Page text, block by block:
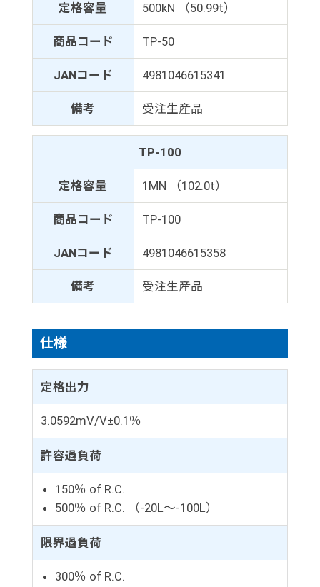
定格容量 500kN （50.99t）
商品コード TP-50
JANコード 4981046615341
備考 受注生産品
TP-100
定格容量 1MN （102.0t）
商品コード TP-100
JANコード 4981046615358
備考 受注生産品
仕様
定格出力
3.0592mV/V±0.1％
許容過負荷
150％ of R.C.
500％ of R.C. （-20L～-100L）
限界過負荷
300％ of R.C.